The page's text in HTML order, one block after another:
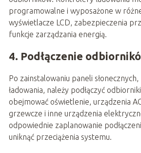
programowalne i wyposażone w
wyświetlacze LCD, zabezpieczenia
funkcje zarządzania energią.
4. Podłączenie
Po zainstalowaniu paneli
ładowania, należy podłączyć
obejmować oświetlenie, urządzenia
grzewcze i inne urządzenia
odpowiednie zaplanowanie
uniknąć przeciążenia systemu.